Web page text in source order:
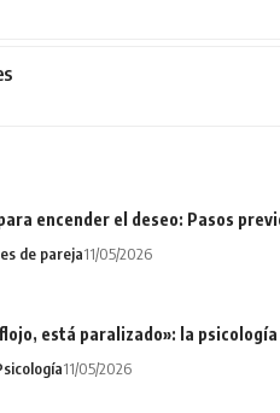
encender el deseo: Pasos
de pareja11/05/2026
está paralizado»: la
11/05/2026